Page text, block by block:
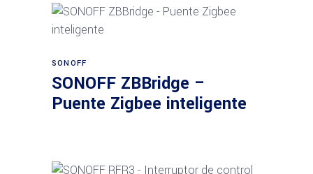
SONOFF
SONOFF ZBBridge –
Puente Zigbee inteligente